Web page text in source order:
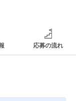
応募の流れ